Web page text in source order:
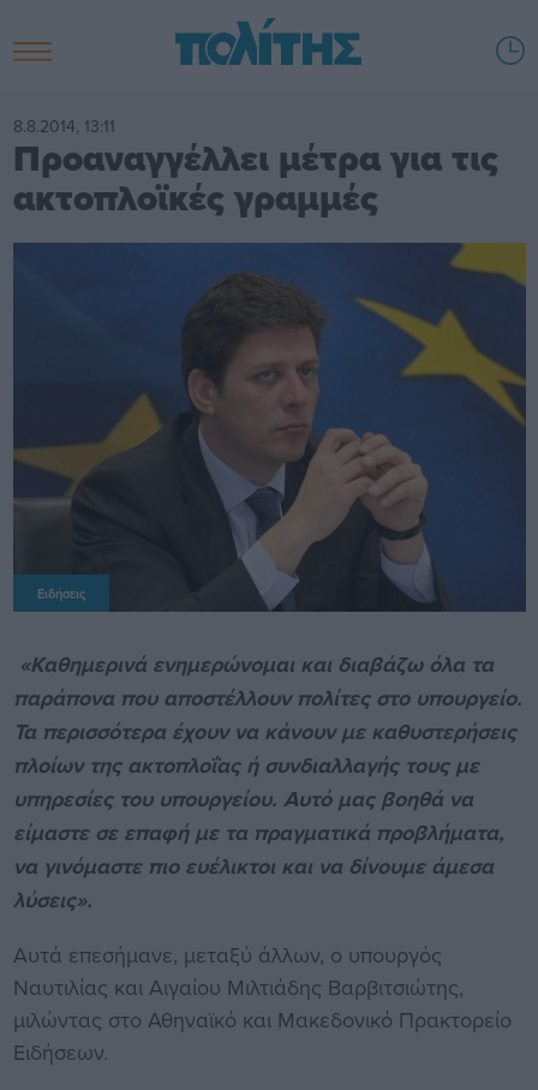
8.8.2014, 13:11
Προαναγγέλλει μέτρα για τις
ακτοπλοϊκές γραμμές
Ειδήσεις
«Καθημερινά ενημερώνομαι και διαβάζω όλα τα
παράπονα που αποστέλλουν πολίτες στο υπουργείο.
Τα περισσότερα έχουν να κάνουν με καθυστερήσεις
πλοίων της ακτοπλοΐας ή συνδιαλλαγής τους με
υπηρεσίες του υπουργείου. Αυτό μας βοηθά να
είμαστε σε επαφή με τα πραγματικά προβλήματα,
να γινόμαστε πιο ευέλικτοι και να δίνουμε άμεσα
λύσεις».
Αυτά επεσήμανε, μεταξύ άλλων, ο υπουργός
Ναυτιλίας και Αιγαίου Μιλτιάδης Βαρβιτσιώτης,
μιλώντας στο Αθηναϊκό και Μακεδονικό Πρακτορείο
Ειδήσεων.